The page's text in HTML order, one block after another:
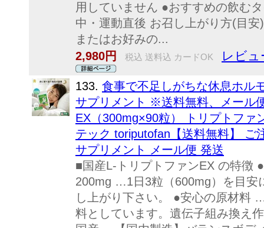
用していません ●おすすめの飲む
中・運動直後 お召し上がり方(目
またはお好みの...
2,980円
税込 送料込 カードOK レビュ
133. 食事で不足しがちな休息ホル
サプリメント ※送料無料、メール
EX（300mg×90粒） トリプトファ
テック toriputofan【送料無料】 ご
サプリメント メール便 発送
■国産L-トリプトファンEX の特徴
200mg …1日3粒（600mg）を目安
し上がり下さい。 ●安心の原材料
料としています。遺伝子組み換え